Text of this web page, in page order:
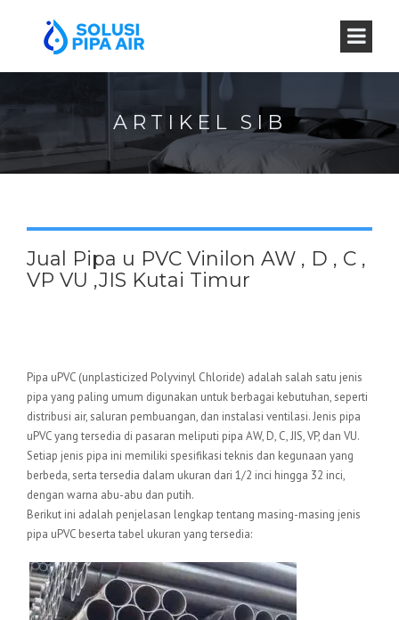
ARTIKEL SIB
Jual Pipa u PVC Vinilon AW , D , C ,
VP VU ,JIS Kutai Timur
Pipa uPVC (unplasticized Polyvinyl Chloride) adalah salah satu jenis
pipa yang paling umum digunakan untuk berbagai kebutuhan, seperti
distribusi air, saluran pembuangan, dan instalasi ventilasi. Jenis pipa
uPVC yang tersedia di pasaran meliputi pipa AW, D, C, JIS, VP, dan VU.
Setiap jenis pipa ini memiliki spesifikasi teknis dan kegunaan yang
berbeda, serta tersedia dalam ukuran dari 1/2 inci hingga 32 inci,
dengan warna abu-abu dan putih.
Berikut ini adalah penjelasan lengkap tentang masing-masing jenis
pipa uPVC beserta tabel ukuran yang tersedia: